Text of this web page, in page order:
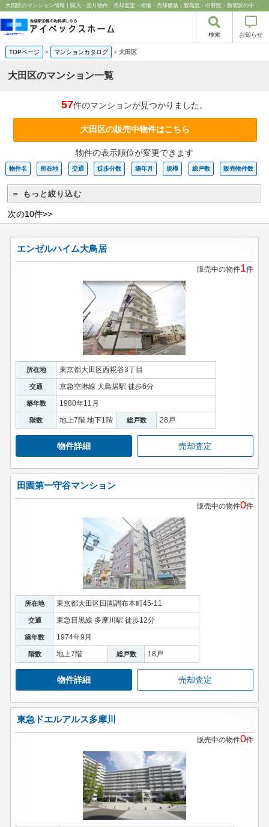
大田区のマンション情報｜購入・売り物件、売却査定・相場・売却価格｜豊島区・中野区・新宿区の中古マンション・リノベーション情報なら池袋のアイベックスホーム！
検索 お知らせ
TOPページ > マンションカタログ > 大田区
大田区のマンション一覧
57件のマンションが見つかりました。
大田区の販売中物件はこちら
物件の表示順位が変更できます
物件名 所在地 交通 徒歩分数 築年月 規模 総戸数 販売物件数
＝ もっと絞り込む
次の10件>>
エンゼルハイム大鳥居
販売中の物件1件
所在地 東京都大田区西糀谷3丁目
交通 京急空港線 大鳥居駅 徒歩6分
築年数 1980年11月
階数 地上7階 地下1階 総戸数 28戸
物件詳細 売却査定
田園第一守谷マンション
販売中の物件0件
所在地 東京都大田区田園調布本町45-11
交通 東急目黒線 多摩川駅 徒歩12分
築年数 1974年9月
階数 地上7階 総戸数 18戸
物件詳細 売却査定
東急ドエルアルス多摩川
販売中の物件0件